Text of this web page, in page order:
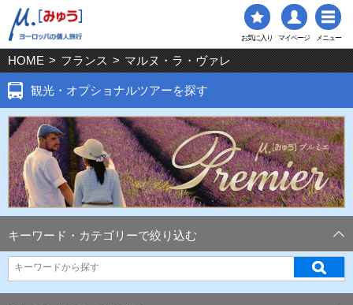
お気に入り マイページ メニュー
HOME > フランス > マルヌ・ラ・ヴァレ
観光・オプショナルツアーを探す
キーワード・カテゴリーで絞り込む